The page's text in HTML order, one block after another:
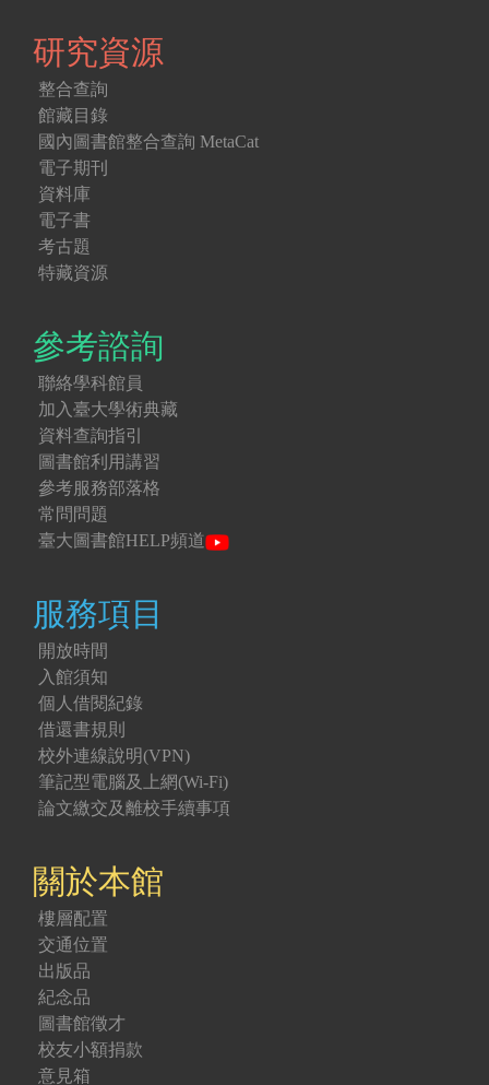
研究資源
整合查詢
館藏目錄
國內圖書館整合查詢 MetaCat
電子期刊
資料庫
電子書
考古題
特藏資源
參考諮詢
聯絡學科館員
加入臺大學術典藏
資料查詢指引
圖書館利用講習
參考服務部落格
常問問題
臺大圖書館HELP頻道
服務項目
開放時間
入館須知
個人借閱紀錄
借還書規則
校外連線說明(VPN)
筆記型電腦及上網(Wi-Fi)
論文繳交及離校手續事項
關於本館
樓層配置
交通位置
出版品
紀念品
圖書館徵才
校友小額捐款
意見箱